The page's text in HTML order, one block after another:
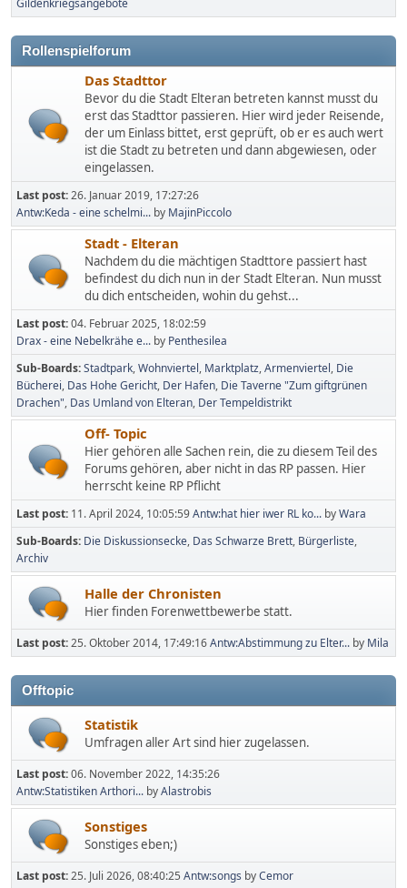
Gildenkriegsangebote
Rollenspielforum
Das Stadttor
Bevor du die Stadt Elteran betreten kannst musst du
erst das Stadttor passieren. Hier wird jeder Reisende,
der um Einlass bittet, erst geprüft, ob er es auch wert
ist die Stadt zu betreten und dann abgewiesen, oder
eingelassen.
Last post:26. Januar 2019, 17:27:26
Antw:Keda - eine schelmi... by MajinPiccolo
Stadt - Elteran
Nachdem du die mächtigen Stadttore passiert hast
befindest du dich nun in der Stadt Elteran. Nun musst
du dich entscheiden, wohin du gehst...
Last post:04. Februar 2025, 18:02:59
Drax - eine Nebelkrähe e... by Penthesilea
Sub-Boards Stadtpark Wohnviertel Marktplatz Armenviertel Die
Bücherei Das Hohe Gericht Der Hafen Die Taverne "Zum giftgrünen
Drachen" Das Umland von Elteran Der Tempeldistrikt
Off- Topic
Hier gehören alle Sachen rein, die zu diesem Teil des
Forums gehören, aber nicht in das RP passen. Hier
herrscht keine RP Pflicht
Last post: 11. April 2024, 10:05:59Antw:hat hier iwer RL ko... byWara
Sub-Boards Die Diskussionsecke Das Schwarze Brett Bürgerliste
Archiv
Halle der Chronisten
Hier finden Forenwettbewerbe statt.
Last post:25. Oktober 2014, 17:49:16Antw:Abstimmung zu Elter... by Mila
Offtopic
Statistik
Umfragen aller Art sind hier zugelassen.
Last post:06. November 2022, 14:35:26
Antw:Statistiken Arthori... byAlastrobis
Sonstiges
Sonstiges eben;)
Last post:25. Juli 2026, 08:40:25 Antw:songs byCemor